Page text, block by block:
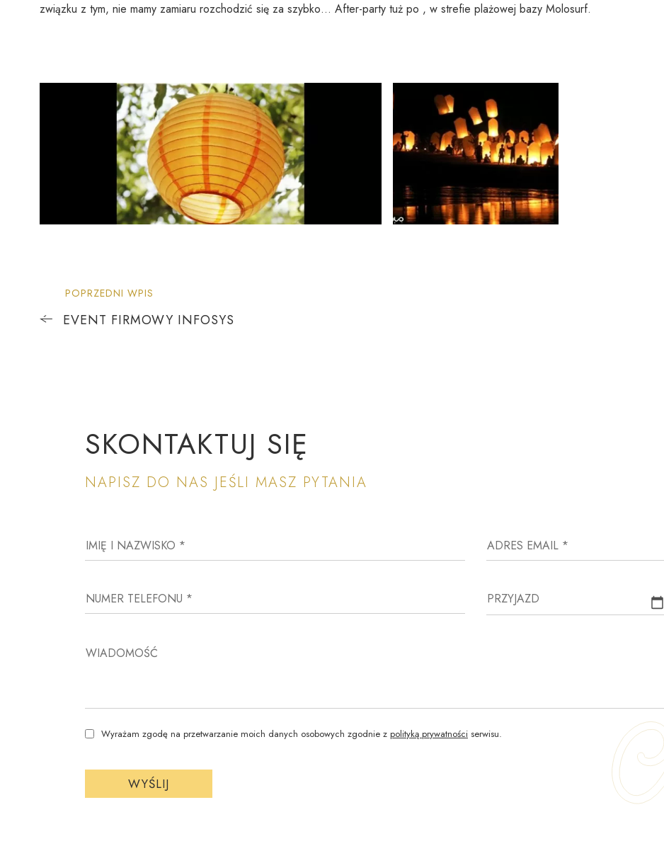
związku z tym, nie mamy zamiaru rozchodzić się za szybko… After-party tuż po , w strefie plażowej bazy Molosurf.
POPRZEDNI WPIS
EVENT FIRMOWY INFOSYS
SKONTAKTUJ SIĘ
NAPISZ DO NAS JEŚLI MASZ PYTANIA
IMIĘ I NAZWISKO * ADRES EMAIL *
NUMER TELEFONU * PRZYJAZD
WIADOMOŚĆ
Wyrażam zgodę na przetwarzanie moich danych osobowych zgodnie z polityką prywatności serwisu.